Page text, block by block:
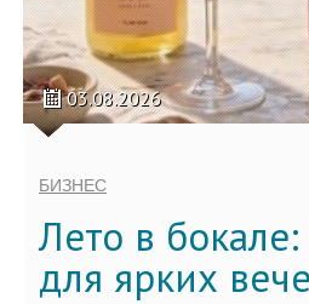
03.08.2026
БИЗНЕС
Лето в
для ярких